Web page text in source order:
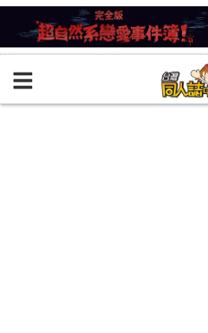
BOOKY書集倉庫